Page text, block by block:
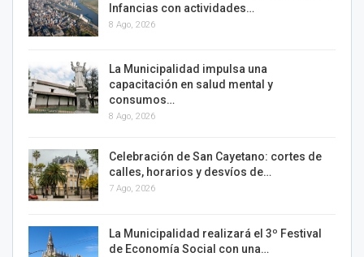
Infancias con actividades…
8 Ago, 2026
La Municipalidad impulsa una
capacitación en salud mental y
consumos…
8 Ago, 2026
Celebración de San Cayetano: cortes de
calles, horarios y desvíos de…
7 Ago, 2026
La Municipalidad realizará el 3º Festival
de Economía Social con una…